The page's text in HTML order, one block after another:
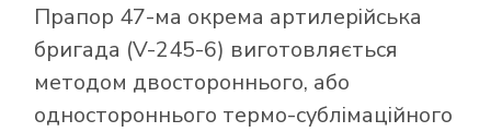
Прапор 47-ма окрема артилерійська
бригада (V-245-6) виготовляється
методом двостороннього, або
одностороннього термо-сублімаційного